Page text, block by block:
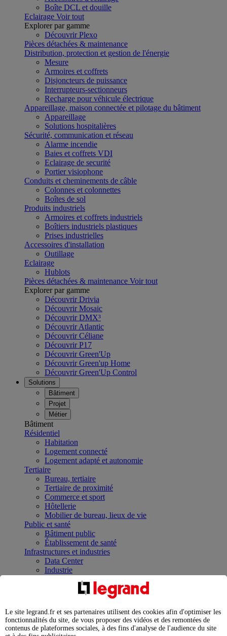
Boîte DCL et douille
Eclairage Voir tout
Explorer par gamme
Découvrir Plexo
Pièces détachées & maintenance
Distribution, protection et gestion de l'énergie
Mesure
Armoires et coffrets
Disjoncteurs de puissance
Interrupteurs-sectionneurs
Recharge pour véhicule électrique
Appareillage, maison connectée et pilotage du bâtiment
Appareillage
Solutions hospitalières
Sécurité, communication et réseau
Alarme incendie
Baies et coffrets VDI
Eclairage de securité
Portier visiophone
Conduits et cheminements de câble
Colonnes et colonnettes
Boîtes de sol
Produits industriels
Armoires et coffrets industriels
Boîtiers industriels plastiques
Prises industrielles
Accessoires d'installation
Outillage
Eclairage
Hublots
Pièces détachées & maintenance Voir tout
Explorer par gamme
Découvrir Drivia
Découvrir Mosaic
Découvrir DMX³
Découvrir Atlantic
Découvrir Céliane
Découvrir P17
Découvrir Green'Up
Découvrir Green'up Home
Découvrir Green'Up Control
Solutions
Bâtiment
Projet
Métier
Bâtiment
Résidentiel
Habitation
Logement connecté
Logement adapté et autonomie
Tertiaire
Bureau, tertiaire
Tertiaire de proximité
Commerce et sport
Hôtellerie
Mobilier de bureau, lieux de vie
Public et santé
Bâtiment public
Établissement de santé
Infrastructures et industries
Data Center
Industrie
Infrastructures
Contrôler et planifier le fonctionnement des appareils
Répartir et optimiser son tableau électrique
Legrand Data Center Solutions : concentrer les
expertises au service de vos performances
Le site legrand.fr et ses partenaires utilisent des cookies afin d'optimiser les
fonctionnalités du site, de vous proposer des vidéos et des remontées de
contenus de plateformes sociales, à des fins d'analyse de l'audience du site